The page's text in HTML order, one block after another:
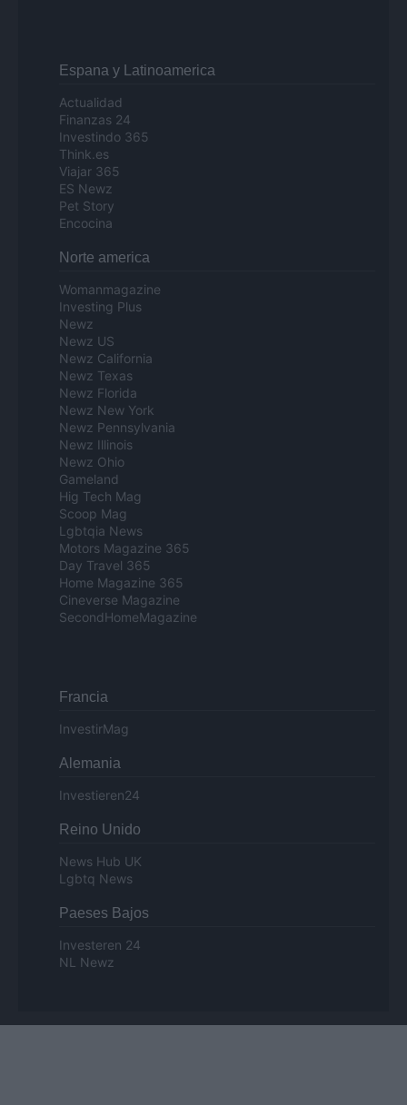
Espana y Latinoamerica
Actualidad
Finanzas 24
Investindo 365
Think.es
Viajar 365
ES Newz
Pet Story
Encocina
Norte america
Womanmagazine
Investing Plus
Newz
Newz US
Newz California
Newz Texas
Newz Florida
Newz New York
Newz Pennsylvania
Newz Illinois
Newz Ohio
Gameland
Hig Tech Mag
Scoop Mag
Lgbtqia News
Motors Magazine 365
Day Travel 365
Home Magazine 365
Cineverse Magazine
SecondHomeMagazine
Francia
InvestirMag
Alemania
Investieren24
Reino Unido
News Hub UK
Lgbtq News
Paeses Bajos
Investeren 24
NL Newz